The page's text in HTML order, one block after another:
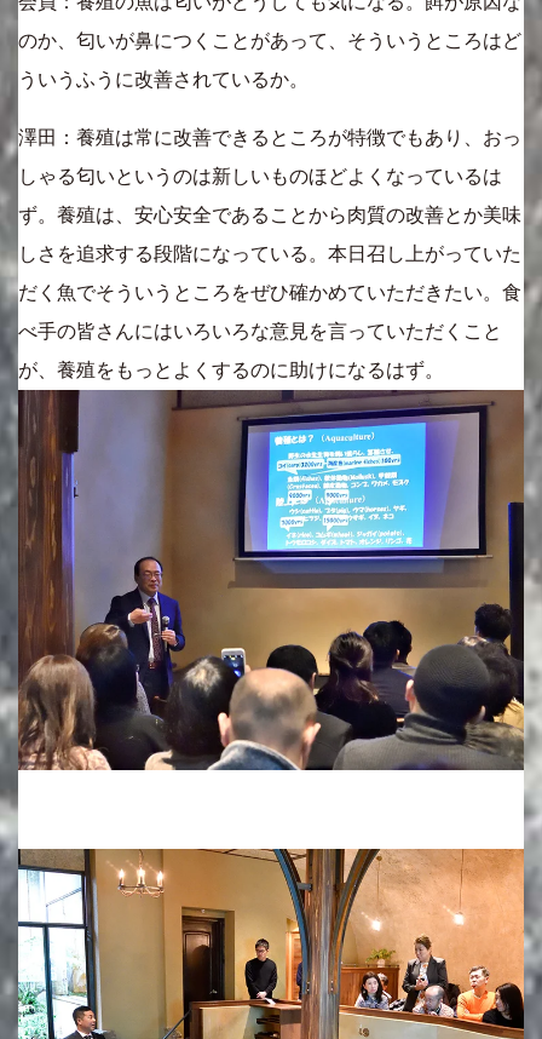
のか、匂いが鼻につくことがあって、そういうところはど
ういうふうに改善されているか。
澤田：養殖は常に改善できるところが特徴でもあり、おっ
しゃる匂いというのは新しいものほどよくなっているは
ず。養殖は、安心安全であることから肉質の改善とか美味
しさを追求する段階になっている。本日召し上がっていた
だく魚でそういうところをぜひ確かめていただきたい。食
べ手の皆さんにはいろいろな意見を言っていただくこと
が、養殖をもっとよくするのに助けになるはず。